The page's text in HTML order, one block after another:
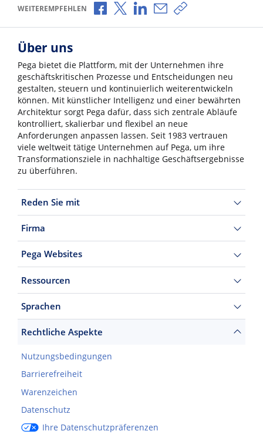
WEITEREMPFEHLEN Über Facebook teilen
Über X teilen
Über LinkedIn teilen
Über E-Mail teilen
Link zum Teilen
Über uns
Pega bietet die Plattform, mit der Unternehmen ihre
geschäftskritischen Prozesse und Entscheidungen neu
gestalten, steuern und kontinuierlich weiterentwickeln
können. Mit künstlicher Intelligenz und einer bewährten
Architektur sorgt Pega dafür, dass sich zentrale Abläufe
kontrolliert, skalierbar und flexibel an neue
Anforderungen anpassen lassen. Seit 1983 vertrauen
viele weltweit tätige Unternehmen auf Pega, um ihre
Transformationsziele in nachhaltige Geschäftsergebnisse
zu überführen.
Reden Sie mit
Firma
Pega Websites
Ressourcen
Sprachen
Rechtliche Aspekte
Nutzungsbedingungen
Barrierefreiheit
Warenzeichen
Datenschutz
Ihre Datenschutzpräferenzen